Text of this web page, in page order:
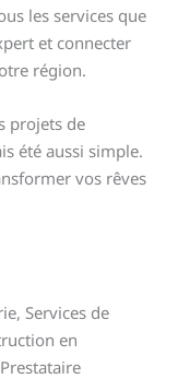
les services que
et connecter
région.
projets de
été aussi simple.
vos rêves
Services de
en